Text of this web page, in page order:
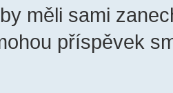
měli sami
příspěvek